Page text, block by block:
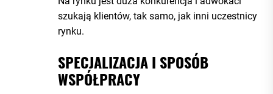
szukają klientów, tak samo, jak inni uczestnicy
rynku.
SPECJALIZACJA I SPOSÓB
WSPÓŁPRACY